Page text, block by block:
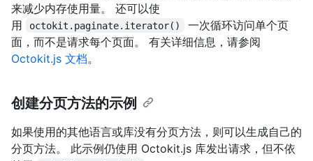
来减少内存使用量。 还可以使
用
octokit.paginate.iterator()
一次循环访问单个页
面，而不是请求每个页面。 有关详细信息，请参阅
Octokit.js 文档。
创建分页方法的示例
如果使用的其他语言或库没有分页方法，则可以生成自己的
分页方法。 此示例仍使用 Octokit.js 库发出请求，但不依